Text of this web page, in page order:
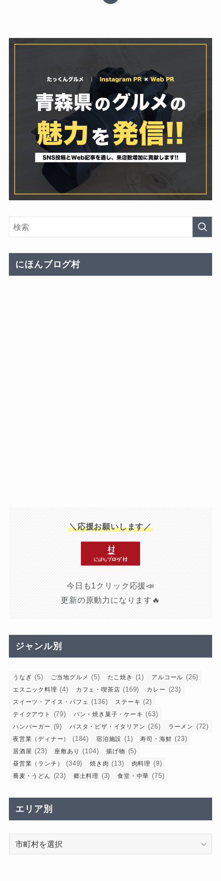
にほんブログ村
＼応援お願いします／
今日も1クリック応援📣
更新の原動力になります🔥
ジャンル別
うなぎ (5) ご当地グルメ (5) たこ焼き (1) アルコール (26)
エスニック料理 (4) カフェ・喫茶店 (169) カレー (23)
スイーツ・アイス・パフェ (136) ステーキ (2)
テイクアウト (79) パン・焼き菓子・ケーキ (63)
ハンバーガー (9) パスタ・ピザ・イタリアン (26) ラーメン (72)
夜営業（ディナー） (184) 宿泊施設 (1) 寿司・海鮮 (23)
居酒屋 (23) 座敷あり (104) 揚げ物 (5)
昼営業（ランチ） (349) 焼き肉 (13) 肉料理 (9)
蕎麦・うどん (23) 郷土料理 (3) 食堂・中華 (75)
エリア別